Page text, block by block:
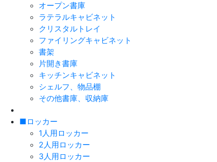
オープン書庫
ラテラルキャビネット
クリスタルトレイ
ファイリングキャビネット
書架
片開き書庫
キッチンキャビネット
シェルフ、物品棚
その他書庫、収納庫
■ロッカー
1人用ロッカー
2人用ロッカー
3人用ロッカー